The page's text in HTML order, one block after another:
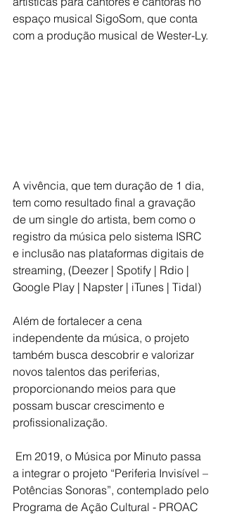
espaço musical SigoSom, que conta
com a produção musical de Wester-Ly.
A vivência, que tem duração de 1 dia,
tem como resultado final a gravação
de um single do artista, bem como o
registro da música pelo sistema ISRC
e inclusão nas plataformas digitais de
streaming, (Deezer | Spotify | Rdio |
Google Play | Napster | iTunes | Tidal)
Além de fortalecer a cena
independente da música, o projeto
também busca descobrir e valorizar
novos talentos das periferias,
proporcionando meios para que
possam buscar crescimento e
profissionalização.
a integrar o projeto “Periferia Invisível –
Potências Sonoras”, contemplado pelo
Programa de Ação Cultural - PROAC